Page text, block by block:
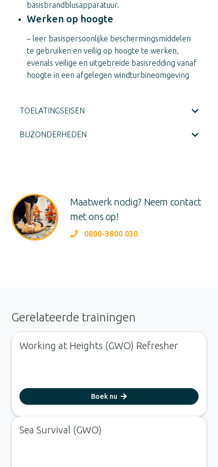
basisbrandblusapparatuur.
Werken op hoogte
– leer basispersoonlijke beschermingsmiddelen
te gebruiken en veilig op hoogte te werken,
evenals veilige en uitgebreide basisredding vanaf
hoogte in een afgelegen windturbineomgeving
TOELATINGSEISEN
BIJZONDERHEDEN
Maatwerk nodig? Neem contact
met ons op!
0800-3800 030
Gerelateerde trainingen
Working at Heights (GWO) Refresher
Boek nu
Sea Survival (GWO)